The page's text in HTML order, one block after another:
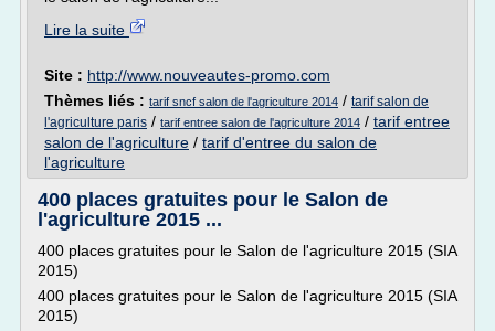
Lire la suite
Site : http://www.nouveautes-promo.com
Thèmes liés : tarif sncf salon de l'agriculture 2014 / tarif salon de
l'agriculture paris / tarif entree salon de l'agriculture 2014 / tarif entree
salon de l'agriculture / tarif d'entree du salon de
l'agriculture
400 places gratuites pour le Salon de
l'agriculture 2015 ...
400 places gratuites pour le Salon de l'agriculture 2015 (SIA
2015)
400 places gratuites pour le Salon de l'agriculture 2015 (SIA
2015)